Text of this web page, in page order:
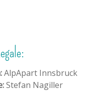
AlpApart Innsbruck
Stefan Nagiller